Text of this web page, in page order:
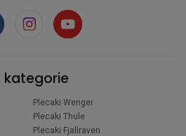
kategorie
Plecaki Wenger
Plecaki Thule
Plecaki Fjallraven